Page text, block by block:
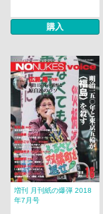
購入
増刊 月刊紙の爆弾 2018
年7月号